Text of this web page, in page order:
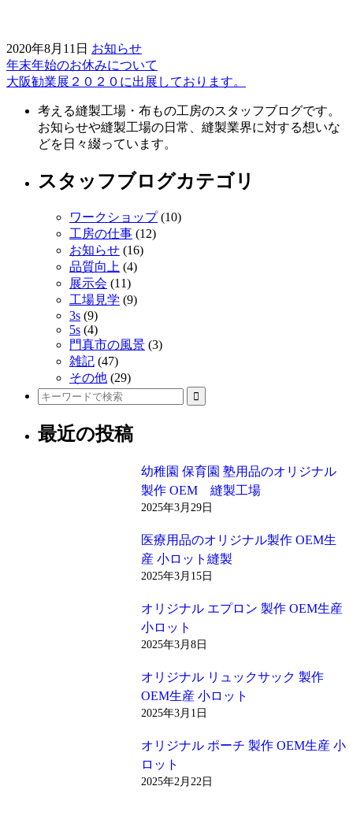
2020年8月11日 お知らせ
前
後
年末年始のお休みについて
大阪勧業展２０２０に出展しております。
考える縫製工場・布もの工房のスタッフブログです。
お知らせや縫製工場の日常、縫製業界に対する想いな
どを日々綴っています。
スタッフブログカテゴリ
ワークショップ(10)
工房の仕事 (12)
お知らせ (16)
品質向上 (4)
展示会 (11)
工場見学 (9)
3s (9)
5s (4)
門真市の風景 (3)
雑記 (47)
その他 (29)
最近の投稿
幼稚園 保育園 塾用品のオリジナル
製作 OEM 縫製工場
2025年3月29日
医療用品のオリジナル製作 OEM生
産 小ロット縫製
2025年3月15日
オリジナル エプロン 製作 OEM生産
小ロット
2025年3月8日
オリジナル リュックサック 製作
OEM生産 小ロット
2025年3月1日
オリジナル ポーチ 製作 OEM生産 小
ロット
2025年2月22日